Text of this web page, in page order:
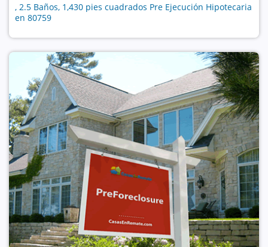
, 2.5 Baños, 1,430 pies cuadrados Pre Ejecución Hipotecaria
en 80759